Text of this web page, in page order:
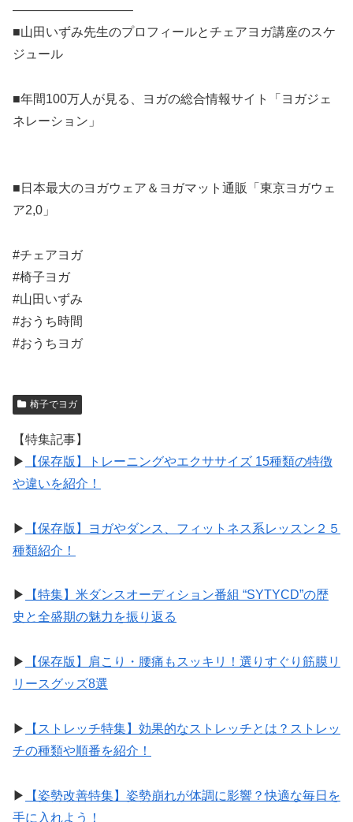
—————————–
■山田いずみ先生のプロフィールとチェアヨガ講座のスケ
ジュール
■年間100万人が見る、ヨガの総合情報サイト「ヨガジェ
ネレーション」
■日本最大のヨガウェア＆ヨガマット通販「東京ヨガウェ
ア2,0」
#チェアヨガ
#椅子ヨガ
#山田いずみ
#おうち時間
#おうちヨガ
椅子でヨガ
【特集記事】
▶︎
【保存版】トレーニングやエクササイズ 15種類の特徴
や違いを紹介！
▶︎
【保存版】ヨガやダンス、フィットネス系レッスン２５
種類紹介！
▶︎
【特集】米ダンスオーディション番組 “SYTYCD”の歴
史と全盛期の魅力を振り返る
▶︎
【保存版】肩こり・腰痛もスッキリ！選りすぐり筋膜リ
リースグッズ8選
▶︎
【ストレッチ特集】効果的なストレッチとは？ストレッ
チの種類や順番を紹介！
▶︎
【姿勢改善特集】姿勢崩れが体調に影響？快適な毎日を
手に入れよう！